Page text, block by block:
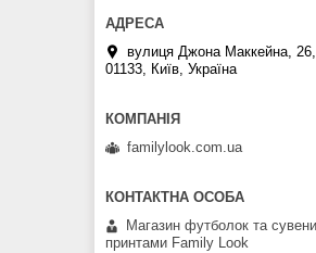
вулиця Джона Маккейна, 26,
01133, Київ, Україна
familylook.com.ua
Магазин футболок та
принтами Family Look